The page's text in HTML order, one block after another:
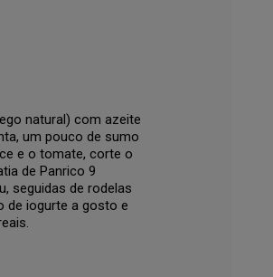
natural) com azeite
um pouco de sumo
e o tomate, corte o
de Panrico 9
seguidas de rodelas
de iogurte a gosto e